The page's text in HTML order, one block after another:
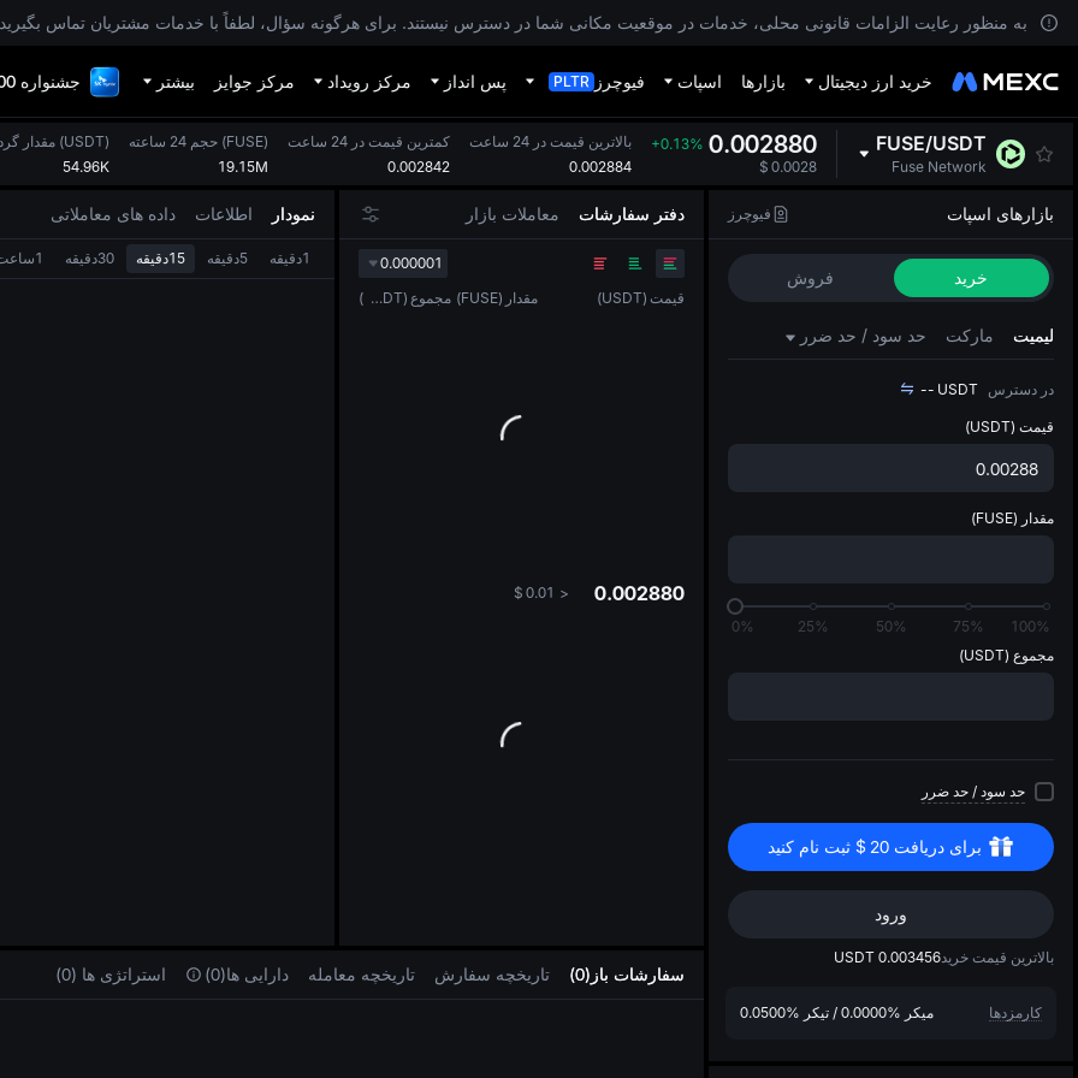
به منظور رعایت الزامات قانونی محلی، خدمات در موقعیت مکانی شما در دسترس نیستند. برای هرگونه سؤال، لطفاً با خدمات مشتریان تماس
خرید ارز دیجیتال بازارها اسپات فیوچرز PLTR پس انداز مرکز رویداد مرکز جوایز بیشتر جشنواره 1,000,000 دلاری TradFi
FUSE/USDT
Fuse Network
0.002880
+0.13%
$ 0.0028
بالاترین قیمت در 24 ساعت
0.002884
کمترین قیمت در 24 ساعت
0.002842
حجم 24 ساعته (FUSE)
19.15M
مقدار گردش 24 (USDT)
54.96K
نمودار اطلاعات داده های معاملاتی
1دقیقه 5دقیقه 15دقیقه 30دقیقه 1ساعت
دفتر سفارشات معاملات بازار
0.000001
قیمت (
USDT
) مقدار (
FUSE
) مجموع (
USDT
)
0.002880
<
$ 0.01
بازارهای اسپات فیوچرز
خرید فروش
لیمیت مارکت حد سود / حد ضرر
در دسترس -- USDT
قیمت (USDT)
مقدار (FUSE)
0% 25% 50% 75%
100%
مجموع (USDT)
حد سود / حد ضرر
برای دریافت20
$ ثبت نام کنید
ورود
بالاترین قیمت خرید0.003456
USDT
کارمزدها میکر 0.0000%
/ تیکر 0.0500%
سفارشات باز(0) تاریخچه سفارش تاریخچه معامله دارایی‌ ها(0) استراتژی‌ ها (0)